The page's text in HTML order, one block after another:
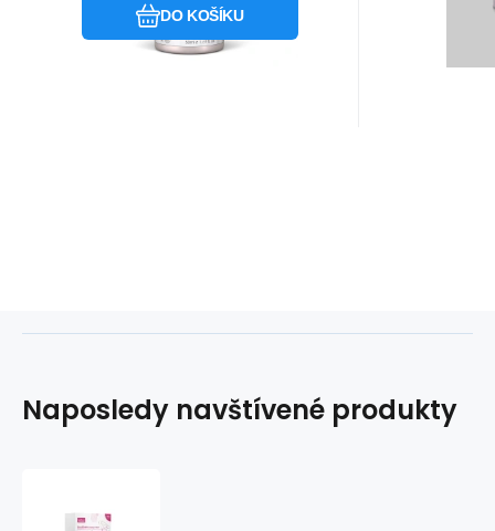
DO KOŠÍKU
Naposledy navštívené produkty